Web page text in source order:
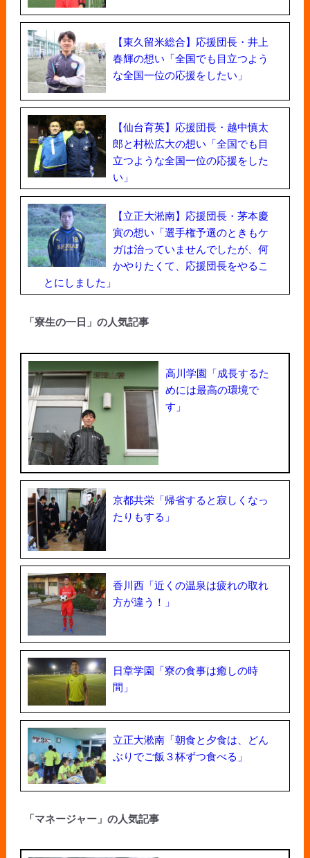
【東久留米総合】応援団長・井上
春輝の想い「全国でも目立つよう
な全国一位の応援をしたい」
【仙台育英】応援団長・越中慎太
郎と村松広大の想い「全国でも目
立つような全国一位の応援をした
い」
【立正大淞南】応援団長・茅本慶
寅の想い「選手権予選のときもケ
ガは治っていませんでしたが、何
かやりたくて、応援団長をやるこ
とにしました」
「寮生の一日」の人気記事
高川学園「成長するた
めには最高の環境で
す」
京都共栄「帰省すると寂しくなっ
たりもする」
香川西「近くの温泉は疲れの取れ
方が違う！」
日章学園「寮の食事は癒しの時
間」
立正大淞南「朝食と夕食は、どん
ぶりでご飯３杯ずつ食べる」
「マネージャー」の人気記事